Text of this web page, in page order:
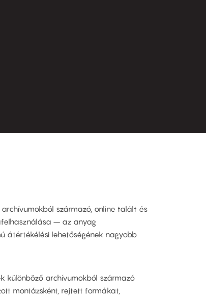
származó, online talált és
– az anyag
átértékélési lehetőségének nagyobb
különböző archívumokból származó
montázsként, rejtett formákat,